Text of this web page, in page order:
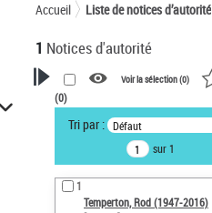
Accueil Liste de notices d’autorité
1 Notices d'autorité
VOTRE RECHERCHE
Recherche avancée dans les
notices d’autorité
Œuvres liées à l'auteur :
Temperton, Rod (1947-2016)
Voir la sélection (0)
(0)
Tri par : Défaut
sur 1
1
Temperton, Rod (1947-2016)